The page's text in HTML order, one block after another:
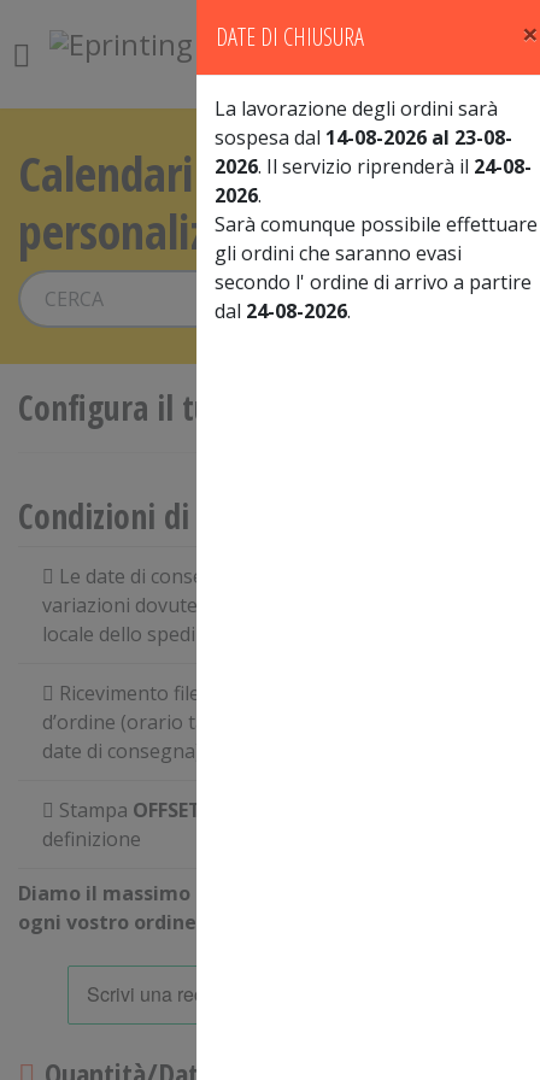
Calendari da tavolo
personalizzati
Vai
DATE DI CHIUSURA ×
La lavorazione degli ordini sarà
sospesa dal 14-08-2026 al 23-08-
2026. Il servizio riprenderà il 24-08-
2026.
Sarà comunque possibile effettuare
gli ordini che saranno evasi
secondo l' ordine di arrivo a partire
dal 24-08-2026.
Configura il tuo prodotto
Condizioni di vendita
Le date di consegna possono subire piccole
variazioni dovute a problematiche di logistica
locale dello spedizioniere
Ricevimento file entro le
d’ordine (orario tassativo per il rispetto delle
date di consegna)
Stampa OFFSET
definizione
Diamo il massimo per consegnare puntualmente
ogni vostro ordine!